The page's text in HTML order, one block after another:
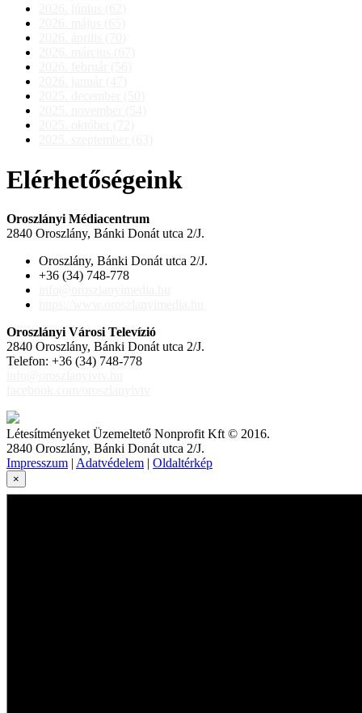
Elérhetőségeink
Oroszlányi Médiacentrum
2840 Oroszlány, Bánki Donát utca 2/J.
Oroszlány, Bánki Donát utca 2/J.
+36 (34) 748-778
Oroszlányi Városi Televízió
2840 Oroszlány, Bánki Donát utca 2/J.
Telefon: +36 (34) 748-778
Létesítményeket Üzemeltető Nonprofit Kft © 2016.
2840 Oroszlány, Bánki Donát utca 2/J.
Impresszum | Adatvédelem | Oldaltérkép
×